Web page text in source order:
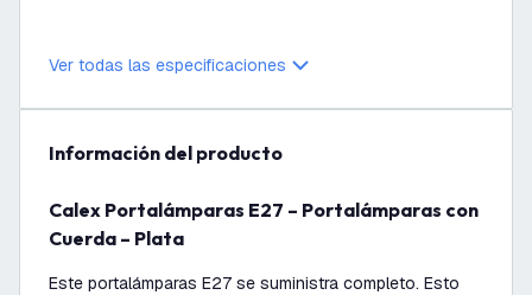
Ver todas las especificaciones
información del producto
Calex Portalámparas E27 – Portalámparas con
Cuerda – Plata
Este portalámparas E27 se suministra completo. Esto